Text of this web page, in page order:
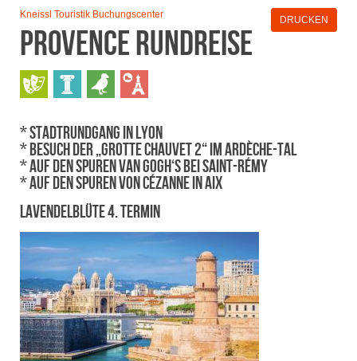
DRUCKEN
Kneissl Touristik Buchungscenter
Provence RundReise
* Stadtrundgang in Lyon
* Besuch der „Grotte Chauvet 2“ im Ardèche-Tal
* Auf den Spuren van Gogh‘s bei Saint-Rémy
* Auf den Spuren von Cézanne in Aix
Lavendelblüte 4. Termin